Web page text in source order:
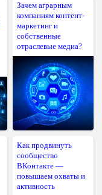
Зачем аграрным
компаниям контент-
маркетинг и
собственные
отраслевые медиа?
Как продвинуть
сообщество
ВКонтакте —
повышаем охваты и
активность